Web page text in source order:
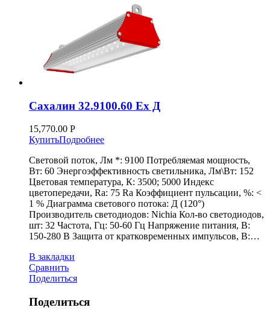
Сахалин 32.9100.60 Ex Д
15,770.00 Р
КупитьПодробнее
Световой поток, Лм *: 9100 Потребляемая мощность,
Вт: 60 Энергоэффективность светильника, Лм\Вт: 152
Цветовая температура, К: 3500; 5000 Индекс
цветопередачи, Ra: 75 Ra Коэффициент пульсации, %: <
1 % Диаграмма светового потока: Д (120°)
Производитель светодиодов: Nichia Кол-во светодиодов,
шт: 32 Частота, Гц: 50-60 Гц Напряжение питания, В:
150-280 В Защита от кратковременных импульсов, В:…
В закладки
Сравнить
Поделиться
Поделиться